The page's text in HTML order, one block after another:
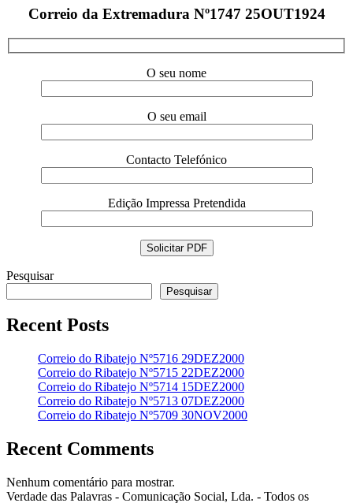
Correio da Extremadura Nº1747 25OUT1924
O seu nome
O seu email
Contacto Telefónico
Edição Impressa Pretendida
Pesquisar
Pesquisar
Recent Posts
Correio do Ribatejo Nº5716 29DEZ2000
Correio do Ribatejo Nº5715 22DEZ2000
Correio do Ribatejo Nº5714 15DEZ2000
Correio do Ribatejo Nº5713 07DEZ2000
Correio do Ribatejo Nº5709 30NOV2000
Recent Comments
Nenhum comentário para mostrar.
Verdade das Palavras - Comunicação Social, Lda. - Todos os